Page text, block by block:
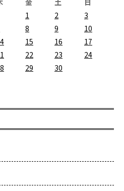
1
2
3
8 9
10
15 16
17
22 23
24
29 30